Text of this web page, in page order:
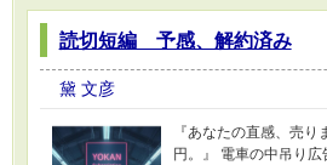
読切短編 予感、解約済み
黛 文彦
『あなたの直感、売
円。』 電車の中吊り